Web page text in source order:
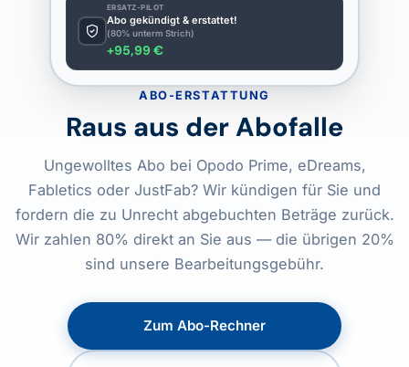
ERSATZ-PILOT
Abo gekündigt & erstattet!
(80% unterm Strich)
+95,99 €
ABO-ERSTATTUNG
Raus aus der Abofalle
Ungewolltes Abo bei Opodo Prime, eDreams,
Fabletics oder JustFab? Wir kündigen für Sie und
fordern die zu Unrecht abgebuchten Beträge zurück.
Wir zahlen 80% direkt an Sie aus — die übrigen 20%
sind unsere Bearbeitungsgebühr.
Zum Abo-Rechner